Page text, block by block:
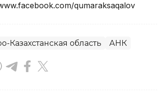
qumaraksaqalov
Казахстанская область АНК